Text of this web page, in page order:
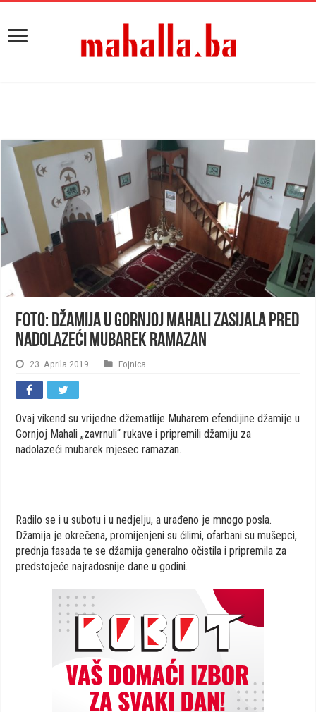
FOTO: Džamija u Gornjoj Mahali zasijala pred
nadolazeći mubarek ramazan
23. Aprila 2019. Fojnica
Ovaj vikend su vrijedne džematlije Muharem efendijine džamije u
Gornjoj Mahali „zavrnuli“ rukave i pripremili džamiju za
nadolazeći mubarek mjesec ramazan.
Radilo se i u subotu i u nedjelju, a urađeno je mnogo posla.
Džamija je okrečena, promijenjeni su ćilimi, ofarbani su mušepci,
prednja fasada te se džamija generalno očistila i pripremila za
predstojeće najradosnije dane u godini.